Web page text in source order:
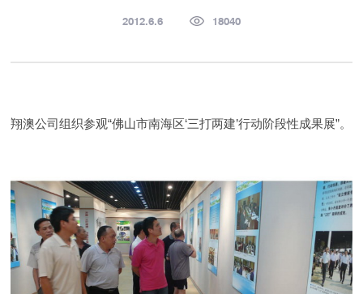
2012.6.6 18040
翔澳公司组织参观“佛山市南海区‘三打两建’行动阶段性成果展”。